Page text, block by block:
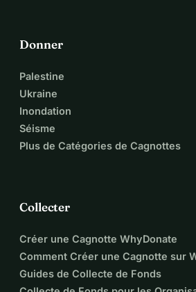
d'Aide aux Citoyens
Donner
Palestine
Ukraine
Inondation
Séisme
Plus de Catégories de Cagnottes
Collecter
Créer une Cagnotte WhyDonate
Comment Créer une Cagnotte sur
Guides de Collecte de Fonds